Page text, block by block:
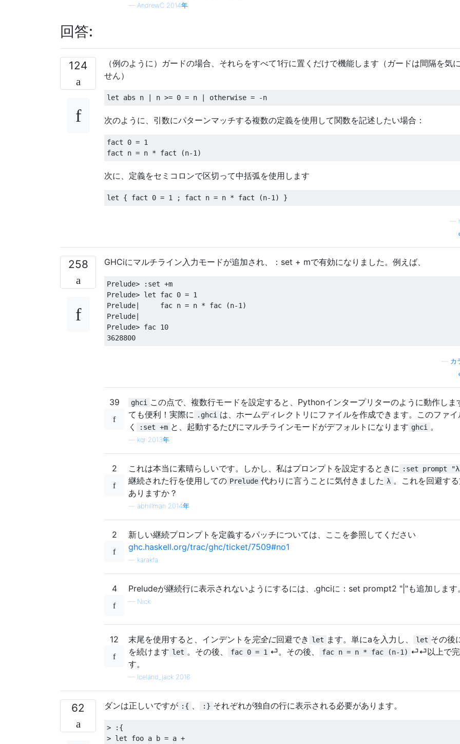
— AndrewC 2014年
回答:
124
（例のように）ガードの場合、それらをすべて1行に置くだけで機能します（ガードは間隔を気
せん）
let abs n | n >= 0 = n | otherwise = -n
次のように、引数にパターンマッチする複数の定義を使用して関数を記述したい場合：
fact 0 = 1
fact n = n * fact (n-1 )
次に、定義をセミコロンで区切って中括弧を使用します
let { fact 0 = 1 ; fact n = n * fact (n-1 ) }
258 GHCiにマルチライン入力モードが追加され、：set + mで有効になりました。例えば、
Prelude> : set +m
Prelude> let fac 0 = 1
Prelude|
     fac n
= n * fac (n-1 )
Prelude|
Prelude> fac 10
3628800
カ
39 ghci
この点で、複数行モードを設定すると、Pythonインタープリターのように動作しま
ても便利！実際に
.ghci は、ホームディレクトリにファイルを作成できます。このファイ
く
:set +m と、起動するたびにマルチラインモードがデフォルトになります ghci 。
kqr 2013年
2 これは本当に素晴らしいです。しかし、私はプロンプトを設定するときに :set prompt
継続された行を使用しての Prelude 代わりに言うことに気付きました λ 。これを回避す
ありますか？
abhillman 2014年
2
新しい継続プロンプトを定義するパッチについては、ここを参照してください
ghc.haskell.org/trac/ghc/ticket/7509#no1
karakfa
4 Preludeが継続行に表示されないようにするには、.ghciに：set prompt2 "|"も追加します。
— Nick
12 末尾を使用すると、インデントを完全に回避でき let ます。単にaを入力し、 let その後
を続けます let 。その後、 fac 0 = 1 ⏎。その後、 fac n = n * fac (n-1) ⏎⏎以上で
す。
— Iceland_jack 2016
62 ダンは正しいですが :{ :} それぞれが独自の行に表示される必要があります。
>
:{
> let foo a b = a +